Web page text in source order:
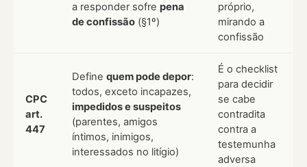
a responder sofre pena
de confissão (§1º)
próprio,
mirando a
confissão
CPC
art.
447
Define quem pode depor:
todos, exceto incapazes,
impedidos e suspeitos
(parentes, amigos
íntimos, inimigos,
interessados no litígio)
É o checklist
para decidir
se cabe
contradita
contra a
testemunha
adversa